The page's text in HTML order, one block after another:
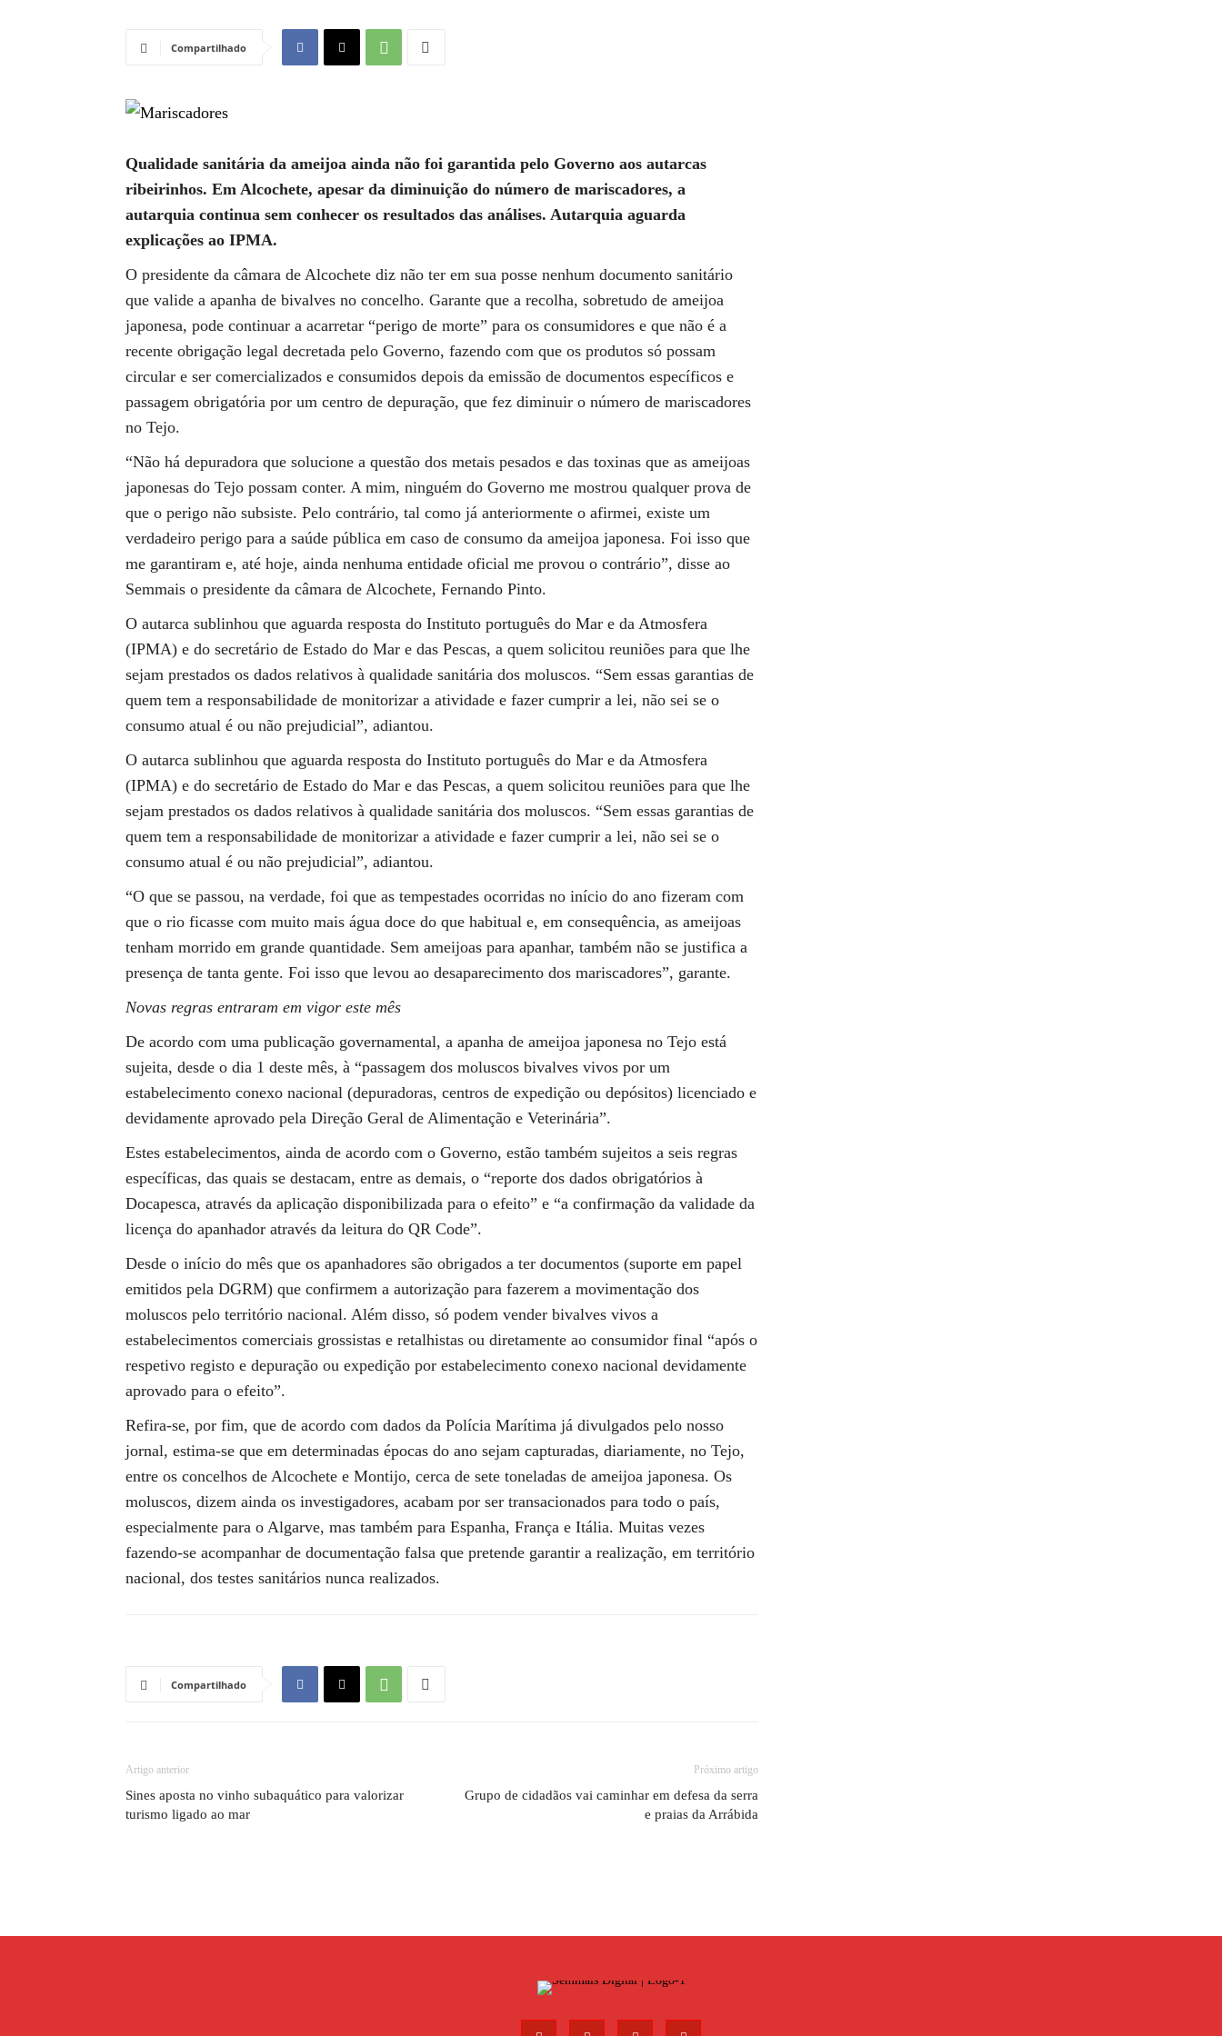
Compartilhado
Qualidade sanitária da ameijoa ainda não foi garantida pelo Governo aos autarcas
ribeirinhos. Em Alcochete, apesar da diminuição do número de mariscadores, a
autarquia continua sem conhecer os resultados das análises. Autarquia aguarda
explicações ao IPMA.
O presidente da câmara de Alcochete diz não ter em sua posse nenhum documento sanitário
que valide a apanha de bivalves no concelho. Garante que a recolha, sobretudo de ameijoa
japonesa, pode continuar a acarretar “perigo de morte” para os consumidores e que não é a
recente obrigação legal decretada pelo Governo, fazendo com que os produtos só possam
circular e ser comercializados e consumidos depois da emissão de documentos específicos e
passagem obrigatória por um centro de depuração, que fez diminuir o número de mariscadores
no Tejo.
“Não há depuradora que solucione a questão dos metais pesados e das toxinas que as ameijoas
japonesas do Tejo possam conter. A mim, ninguém do Governo me mostrou qualquer prova de
que o perigo não subsiste. Pelo contrário, tal como já anteriormente o afirmei, existe um
verdadeiro perigo para a saúde pública em caso de consumo da ameijoa japonesa. Foi isso que
me garantiram e, até hoje, ainda nenhuma entidade oficial me provou o contrário”, disse ao
Semmais o presidente da câmara de Alcochete, Fernando Pinto.
O autarca sublinhou que aguarda resposta do Instituto português do Mar e da Atmosfera
(IPMA) e do secretário de Estado do Mar e das Pescas, a quem solicitou reuniões para que lhe
sejam prestados os dados relativos à qualidade sanitária dos moluscos. “Sem essas garantias de
quem tem a responsabilidade de monitorizar a atividade e fazer cumprir a lei, não sei se o
consumo atual é ou não prejudicial”, adiantou.
O autarca sublinhou que aguarda resposta do Instituto português do Mar e da Atmosfera
(IPMA) e do secretário de Estado do Mar e das Pescas, a quem solicitou reuniões para que lhe
sejam prestados os dados relativos à qualidade sanitária dos moluscos. “Sem essas garantias de
quem tem a responsabilidade de monitorizar a atividade e fazer cumprir a lei, não sei se o
consumo atual é ou não prejudicial”, adiantou.
“O que se passou, na verdade, foi que as tempestades ocorridas no início do ano fizeram com
que o rio ficasse com muito mais água doce do que habitual e, em consequência, as ameijoas
tenham morrido em grande quantidade. Sem ameijoas para apanhar, também não se justifica a
presença de tanta gente. Foi isso que levou ao desaparecimento dos mariscadores”, garante.
Novas regras entraram em vigor este mês
De acordo com uma publicação governamental, a apanha de ameijoa japonesa no Tejo está
sujeita, desde o dia 1 deste mês, à “passagem dos moluscos bivalves vivos por um
estabelecimento conexo nacional (depuradoras, centros de expedição ou depósitos) licenciado e
devidamente aprovado pela Direção Geral de Alimentação e Veterinária”.
Estes estabelecimentos, ainda de acordo com o Governo, estão também sujeitos a seis regras
específicas, das quais se destacam, entre as demais, o “reporte dos dados obrigatórios à
Docapesca, através da aplicação disponibilizada para o efeito” e “a confirmação da validade da
licença do apanhador através da leitura do QR Code”.
Desde o início do mês que os apanhadores são obrigados a ter documentos (suporte em papel
emitidos pela DGRM) que confirmem a autorização para fazerem a movimentação dos
moluscos pelo território nacional. Além disso, só podem vender bivalves vivos a
estabelecimentos comerciais grossistas e retalhistas ou diretamente ao consumidor final “após o
respetivo registo e depuração ou expedição por estabelecimento conexo nacional devidamente
aprovado para o efeito”.
Refira-se, por fim, que de acordo com dados da Polícia Marítima já divulgados pelo nosso
jornal, estima-se que em determinadas épocas do ano sejam capturadas, diariamente, no Tejo,
entre os concelhos de Alcochete e Montijo, cerca de sete toneladas de ameijoa japonesa. Os
moluscos, dizem ainda os investigadores, acabam por ser transacionados para todo o país,
especialmente para o Algarve, mas também para Espanha, França e Itália. Muitas vezes
fazendo-se acompanhar de documentação falsa que pretende garantir a realização, em território
nacional, dos testes sanitários nunca realizados.
Compartilhado
Artigo anterior
Sines aposta no vinho subaquático para valorizar
turismo ligado ao mar
Próximo artigo
Grupo de cidadãos vai caminhar em defesa da serra
e praias da Arrábida